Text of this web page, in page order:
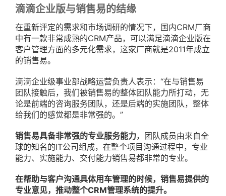
滴滴企业版与销售易的结缘
在重新评定的需求和市场调研的情况下，国内CRM厂商
中有一款非常成熟的CRM产品，可以满足滴滴企业版在
客户管理方面的多元化需求，这家厂商就是2011年成立
的销售易。
滴滴企业级事业部战略运营负责人表示：“在与销售易
团队接触后，我们被销售易的整体团队能力所打动，无
论是前端的咨询服务团队，还是后端的实施团队，整体
给我们的感觉都是非常强的。”
销售易具备非常强的专业服务能力，团队成员由来自全
球的知名的IT公司组成，在整个项目沟通过程中，专业
能力、实施能力、交付能力销售易都非常的专业。
在帮助与客户沟通具体用车管理的时候，销售易提供的
专业意见，推动整个CRM管理系统的提升。